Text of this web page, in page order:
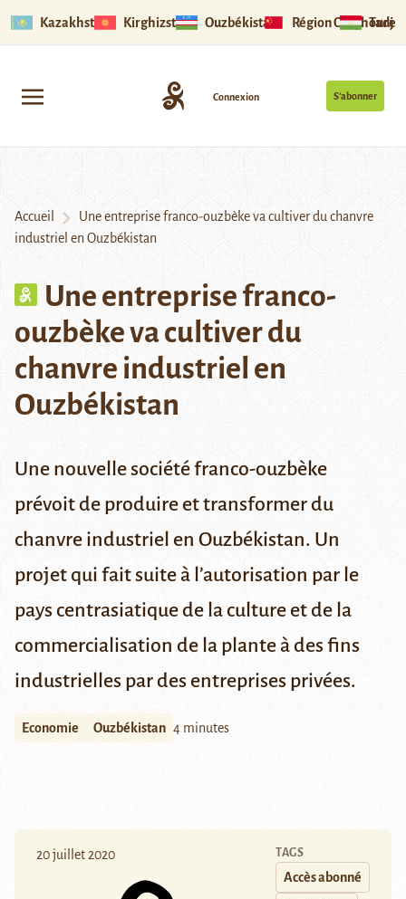
Kazakhstan Kirghizstan Ouzbékistan Région Ouïghoure
S’abonner
Connexion
Accueil
Une entreprise franco-ouzbèke va cultiver du chanvre
industriel en Ouzbékistan
Une entreprise franco-
ouzbèke va cultiver du
chanvre industriel en
Ouzbékistan
Une nouvelle société franco-ouzbèke
prévoit de produire et transformer du
chanvre industriel en Ouzbékistan. Un
projet qui fait suite à l’autorisation par le
pays centrasiatique de la culture et de la
commercialisation de la plante à des fins
industrielles par des entreprises privées.
Economie Ouzbékistan 4 minutes
20 juillet 2020 TAGS
Accès abonné